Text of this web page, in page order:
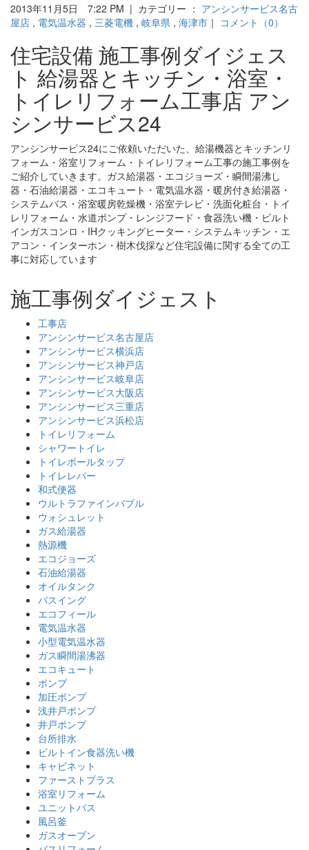
2013年11月5日 7:22 PM | カテゴリー ： アンシンサービス名古
屋店 , 電気温水器 , 三菱電機 , 岐阜県 , 海津市 ｜ コメント（0）
住宅設備 施工事例ダイジェス
ト 給湯器とキッチン・浴室・
トイレリフォーム工事店 アン
シンサービス24
アンシンサービス24にご依頼いただいた、給湯機器とキッチンリ
フォーム・浴室リフォーム・トイレリフォーム工事の施工事例を
ご紹介していきます。ガス給湯器・エコジョーズ・瞬間湯沸し
器・石油給湯器・エコキュート・電気温水器・暖房付き給湯器・
システムバス・浴室暖房乾燥機・浴室テレビ・洗面化粧台・トイ
レリフォーム・水道ポンプ・レンジフード・食器洗い機・ビルト
インガスコンロ・IHクッキングヒーター・システムキッチン・エ
アコン・インターホン・樹木伐採など住宅設備に関する全ての工
事に対応しています
施工事例ダイジェスト
工事店
アンシンサービス名古屋店
アンシンサービス横浜店
アンシンサービス神戸店
アンシンサービス岐阜店
アンシンサービス大阪店
アンシンサービス三重店
アンシンサービス浜松店
トイレリフォーム
シャワートイレ
トイレボールタップ
トイレレバー
和式便器
ウルトラファインバブル
ウォシュレット
ガス給湯器
熱源機
エコジョーズ
石油給湯器
オイルタンク
バスイング
エコフィール
電気温水器
小型電気温水器
ガス瞬間湯沸器
エコキュート
ポンプ
加圧ポンプ
浅井戸ポンプ
井戸ポンプ
台所排水
ビルトイン食器洗い機
キャビネット
ファーストプラス
浴室リフォーム
ユニットバス
風呂釜
ガスオーブン